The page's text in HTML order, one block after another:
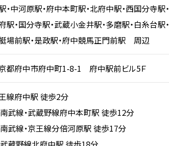
・中河原駅・府中本町駅・北府中駅・西国分寺駅・
駅・国分寺駅・武蔵小金井駅・多磨駅・白糸台駅・
場前駅・是政駅・府中競馬正門前駅 周辺
都府中市府中町1-8-1 府中駅前ビル5Ｆ
線府中駅 徒歩2分
武線・武蔵野線府中本町駅 徒歩12分
武線・京王線分倍河原駅 徒歩17分